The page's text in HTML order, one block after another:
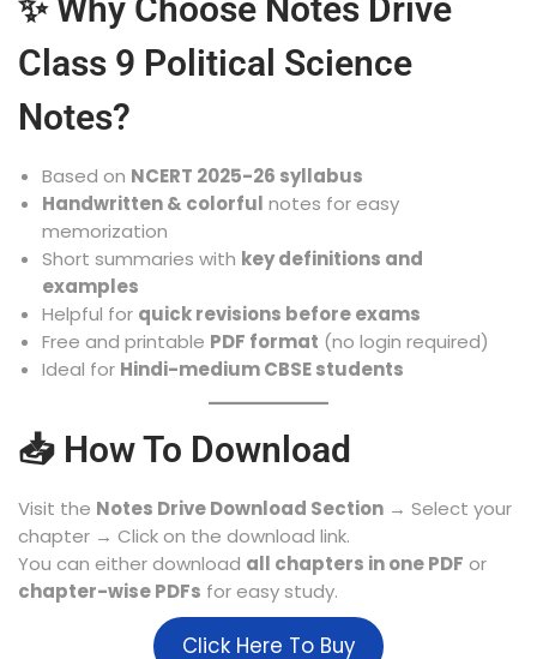
✨ Why Choose Notes Drive
Class 9 Political Science
Notes?
Based on NCERT 2025-26 syllabus
Handwritten & colorful notes for easy
memorization
Short summaries with key definitions and
examples
Helpful for quick revisions before exams
Free and printable PDF format (no login required)
Ideal for Hindi-medium CBSE students
📥 How To Download
Visit the Notes Drive Download Section → Select your
chapter → Click on the download link.
You can either download all chapters in one PDF or
chapter-wise PDFs for easy study.
Click Here To Buy